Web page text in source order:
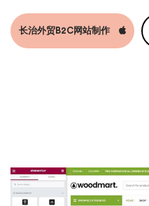
长治外贸B2C网站制作